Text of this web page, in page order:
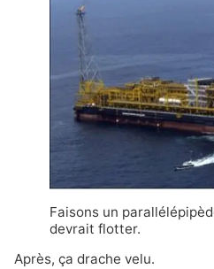
Faisons un
devrait flotter.
Après, ça drache velu.